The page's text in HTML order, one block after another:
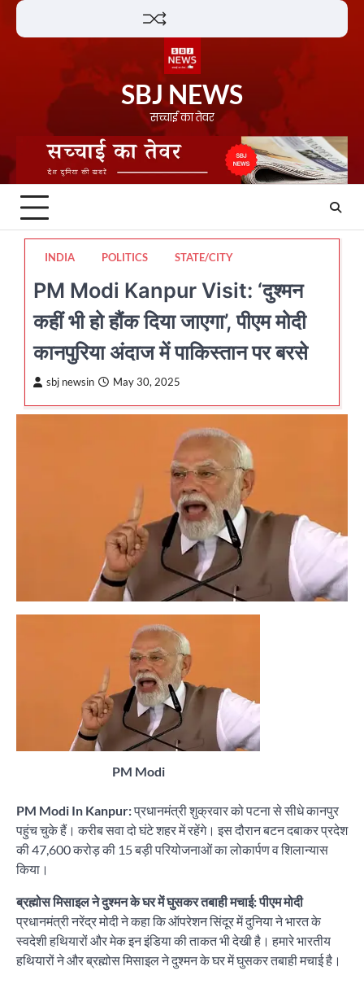
Skip
SBJ NEWS
सच्चाई का तेवर
INDIA POLITICS STATE/CITY
PM Modi Kanpur Visit: ‘दुश्मन
कहीं भी हो हौंक दिया जाएगा’, पीएम मोदी
कानपुरिया अंदाज में पाकिस्तान पर बरसे
sbj newsin May 30, 2025
PM Modi
PM Modi In Kanpur:प्रधानमंत्री शुक्रवार को पटना से सीधे कानपुर
पहुंच चुके हैं। करीब सवा दो घंटे शहर में रहेंगे। इस दौरान बटन दबाकर प्रदेश
की 47,600 करोड़ की 15 बड़ी परियोजनाओं का लोकार्पण व शिलान्यास
किया।
ब्रह्मोस मिसाइल ने दुश्मन के घर में घुसकर तबाही मचाई: पीएम मोदी
प्रधानमंत्री नरेंद्र मोदी ने कहा कि ऑपरेशन सिंदूर में दुनिया ने भारत के
स्वदेशी हथियारों और मेक इन इंडिया की ताकत भी देखी है। हमारे भारतीय
हथियारों ने और ब्रह्मोस मिसाइल ने दुश्मन के घर में घुसकर तबाही मचाई है।